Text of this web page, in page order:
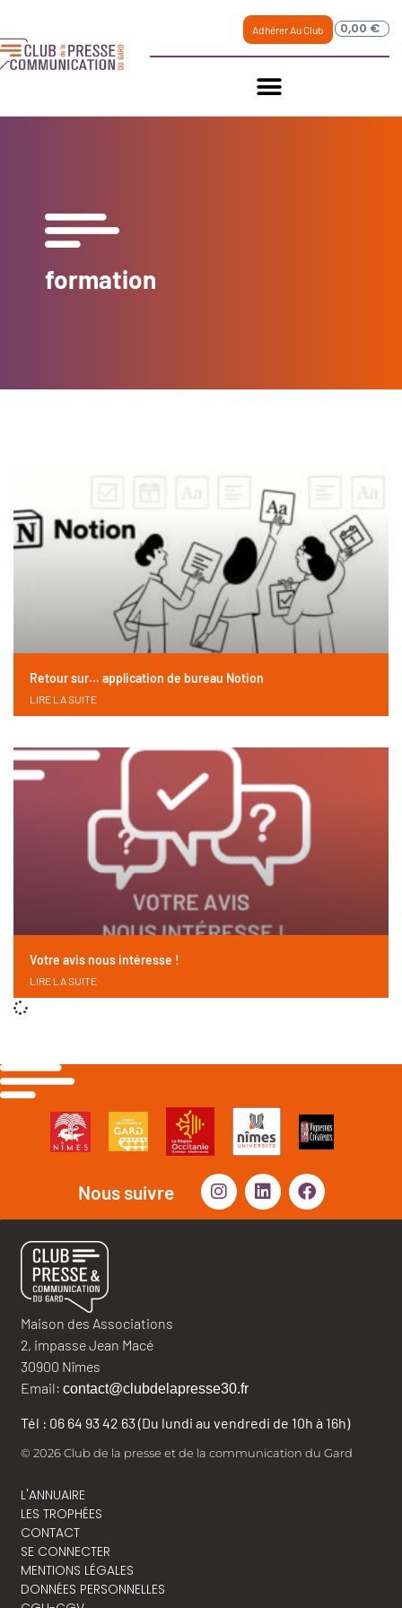
Adhérer Au Club 0,00 €
formation
Retour sur… application de bureau Notion
LIRE LA SUITE
Votre avis nous intéresse !
LIRE LA SUITE
Nous suivre
Maison des Associations
2, impasse Jean Macé
30900 Nîmes
Email: contact@clubdelapresse30.fr
Tél : 06 64 93 42 63 (Du lundi au vendredi de 10h à 16h)
© 2026 Club de la presse et de la communication du Gard
L'ANNUAIRE
LES TROPHÉES
CONTACT
SE CONNECTER
MENTIONS LÉGALES
DONNÉES PERSONNELLES